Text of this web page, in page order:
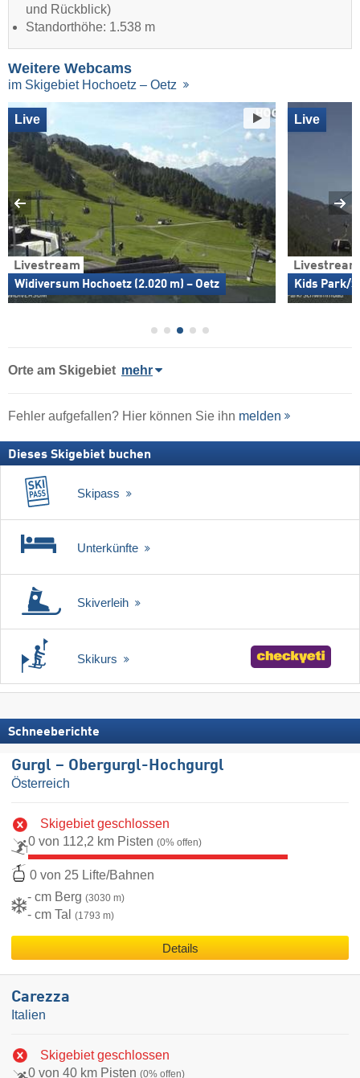
und Rückblick)
Standorthöhe: 1.538 m
Weitere Webcams
im Skigebiet Hochoetz – Oetz
Livestream
Widiversum Hochoetz (2.020 m) – Oetz
Live
Livestream
Kids Park/
Live
Orte am Skigebiet mehr
Fehler aufgefallen? Hier können Sie ihn melden
Dieses Skigebiet buchen
Skipass
Unterkünfte
Skiverleih
Skikurs
Schneeberichte
Gurgl – Obergurgl-Hochgurgl
Österreich
Skigebiet geschlossen
0 von 112,2 km Pisten (0% offen)
0 von 25 Lifte/Bahnen
- cm Berg (3030 m)
- cm Tal (1793 m)
Details
Carezza
Italien
Skigebiet geschlossen
0 von 40 km Pisten (0% offen)